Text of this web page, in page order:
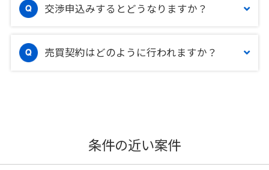
交渉申込みするとどうなりますか？
売買契約はどのように行われますか？
条件の近い案件